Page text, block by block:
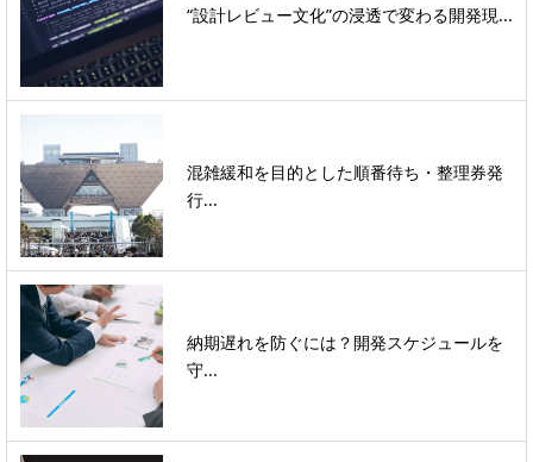
“設計レビュー文化”の浸透で変わる開発現...
混雑緩和を目的とした順番待ち・整理券発
行...
納期遅れを防ぐには？開発スケジュールを
守...